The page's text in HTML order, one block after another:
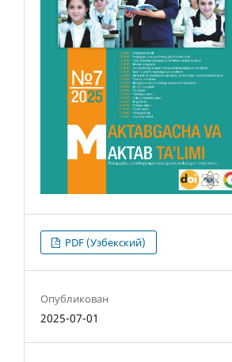
PDF (Узбекский)
Опубликован
2025-07-01